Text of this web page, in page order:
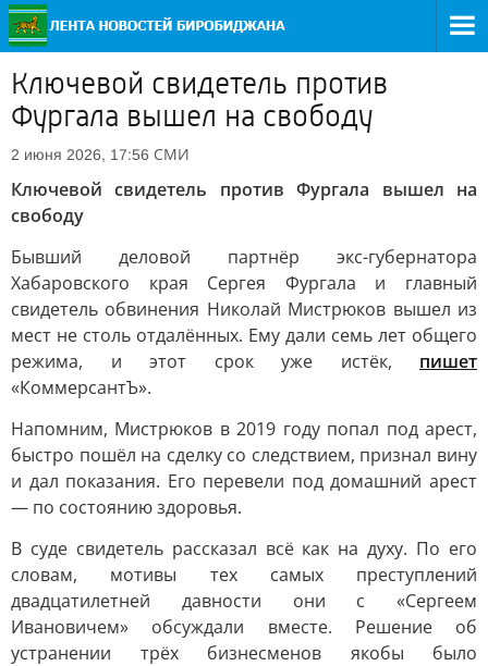
Ключевой свидетель против
Фургала вышел на свободу
2 июня 2026, 17:56 СМИ
Ключевой свидетель против Фургала вышел на
свободу
Бывший деловой партнёр экс-губернатора
Хабаровского края Сергея Фургала и главный
свидетель обвинения Николай Мистрюков вышел из
мест не столь отдалённых. Ему дали семь лет общего
режима, и этот срок уже истёк, пишет
«КоммерсантЪ».
Напомним, Мистрюков в 2019 году попал под арест,
быстро пошёл на сделку со следствием, признал вину
и дал показания. Его перевели под домашний арест
— по состоянию здоровья.
В суде свидетель рассказал всё как на духу. По его
словам, мотивы тех самых преступлений
двадцатилетней давности они с «Сергеем
Ивановичем» обсуждали вместе. Решение об
устранении трёх бизнесменов якобы было